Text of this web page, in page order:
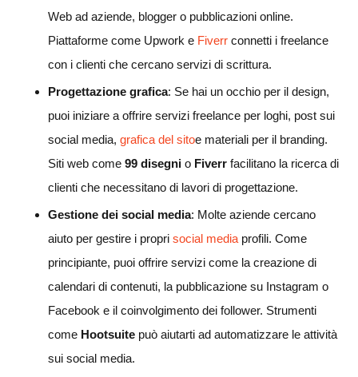
Web ad aziende, blogger o pubblicazioni online.
Piattaforme come Upwork e Fiverr connetti i freelance
con i clienti che cercano servizi di scrittura.
Progettazione grafica: Se hai un occhio per il design,
puoi iniziare a offrire servizi freelance per loghi, post sui
social media, grafica del sitoe materiali per il branding.
Siti web come 99 disegni o Fiverr facilitano la ricerca di
clienti che necessitano di lavori di progettazione.
Gestione dei social media: Molte aziende cercano
aiuto per gestire i propri social media profili. Come
principiante, puoi offrire servizi come la creazione di
calendari di contenuti, la pubblicazione su Instagram o
Facebook e il coinvolgimento dei follower. Strumenti
come Hootsuite può aiutarti ad automatizzare le attività
sui social media.